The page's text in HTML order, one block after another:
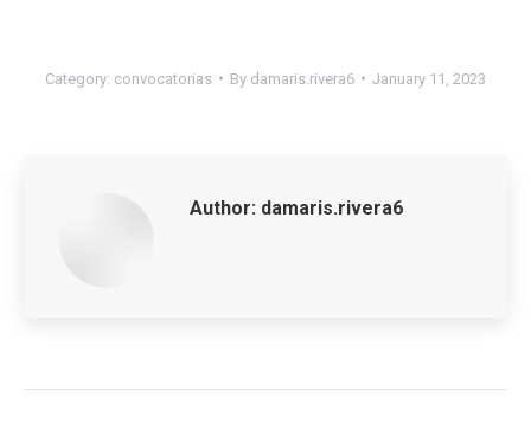
Category: convocatorias By damaris.rivera6 January 11, 2023
Author: damaris.rivera6